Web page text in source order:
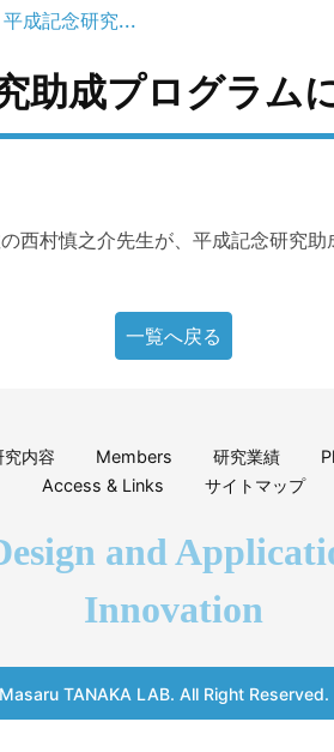
成記念研究...
助成プログラム
村慎之介先生が、平成記念研究助
一覧へ戻る
究内容 Members 研究業績
Access & Links
サイトマップ
and
Innovation
Masaru TANAKA LAB. All Right Reserved.